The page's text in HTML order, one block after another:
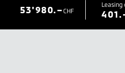
CHF
53'980.– Leasing